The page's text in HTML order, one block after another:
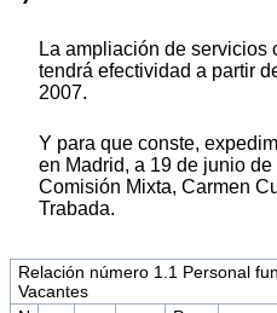
La ampliación de servicios
tendrá efectividad a partir
2007.
Y para que conste,
en Madrid, a 19 de junio
Comisión Mixta, Carmen
Trabada.
Relación número 1.1 Personal
Vacantes